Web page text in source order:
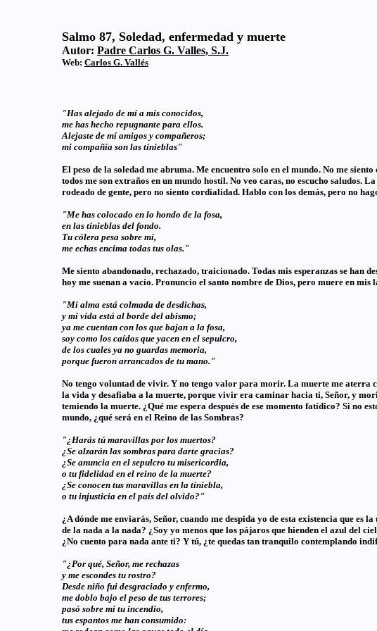
Salmo 87, Soledad, enfermedad y muerte
Autor: Padre Carlos G. Valles, S.J.
Web: Carlos G. Vallés
"Has alejado de mí a mis conocidos,
me has hecho repugnante para ellos.
Alejaste de mí amigos y compañeros;
mi compañía son las tinieblas"
El peso de la soledad me abruma. Me encuentro solo en el mundo. No me
todos me son extraños en un mundo hostil. No veo caras, no escucho
rodeado de gente, pero no siento cordialidad. Hablo con los demás, pero no
"Me has colocado en lo hondo de la fosa,
en las tinieblas del fondo.
Tu cólera pesa sobre mí,
me echas encima todas tus olas."
Me siento abandonado, rechazado, traicionado. Todas mis esperanzas se han
hoy me suenan a vacío. Pronuncio el santo nombre de Dios, pero muere en
"Mi alma está colmada de desdichas,
y mi vida está al borde del abismo;
ya me cuentan con los que bajan a la fosa,
soy como los caídos que yacen en el sepulcro,
de los cuales ya no guardas memoria,
porque fueron arrancados de tu mano."
No tengo voluntad de vivir. Y no tengo valor para morir. La muerte me aterra
la vida y desafiaba a la muerte, porque vivir era caminar hacia ti, Señor, y
temiendo la muerte. ¿Qué me espera después de ese momento fatídico? Si no
mundo, ¿qué será en el Reino de las Sombras?
"¿Harás tú maravillas por los muertos?
¿Se alzarán las sombras para darte gracias?
¿Se anuncia en el sepulcro tu misericordia,
o tu fidelidad en el reino de la muerte?
¿Se conocen tus maravillas en la tiniebla,
o tu injusticia en el país del olvido?"
¿A dónde me enviarás, Señor, cuando me despida yo de esta existencia que
de la nada a la nada? ¿Soy yo menos que los pájaros que hienden el azul del
¿No cuento para nada ante ti? Y tú, ¿te quedas tan tranquilo contemplando
"¿Por qué, Señor, me rechazas
y me escondes tu rostro?
Desde niño fui desgraciado y enfermo,
me doblo bajo el peso de tus terrores;
pasó sobre mí tu incendio,
tus espantos me han consumido: